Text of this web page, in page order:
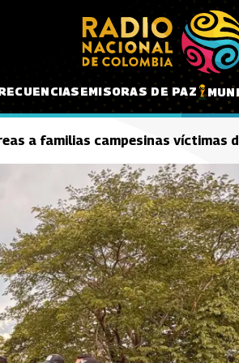
EMISORAS DE PAZ
a familias campesinas víctimas